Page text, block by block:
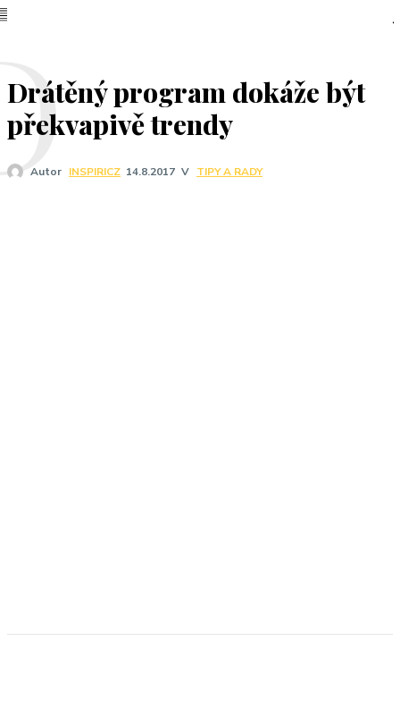
Drátěný program dokáže být
překvapivě trendy
Autor INSPIRICZ 14.8.2017 V TIPY A RADY